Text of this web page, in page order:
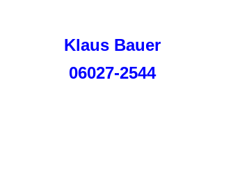
Klaus Bauer
06027-2544